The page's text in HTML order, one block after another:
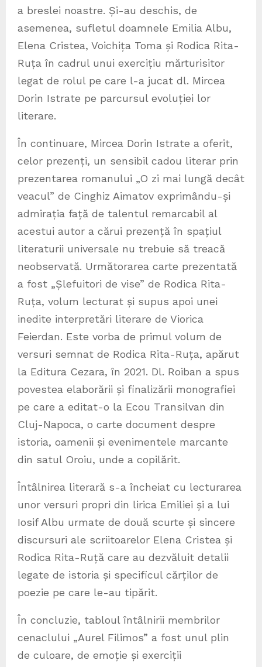
a breslei noastre. Și-au deschis, de
asemenea, sufletul doamnele Emilia Albu,
Elena Cristea, Voichița Toma și Rodica Rita-
Ruța în cadrul unui exercițiu mărturisitor
legat de rolul pe care l-a jucat dl. Mircea
Dorin Istrate pe parcursul evoluției lor
literare.
În continuare, Mircea Dorin Istrate a oferit,
celor prezenți, un sensibil cadou literar prin
prezentarea romanului „O zi mai lungă decât
veacul” de Cinghiz Aimatov exprimându-și
admirația față de talentul remarcabil al
acestui autor a cărui prezență în spațiul
literaturii universale nu trebuie să treacă
neobservată. Următorarea carte prezentată
a fost „Șlefuitori de vise” de Rodica Rita-
Ruța, volum lecturat și supus apoi unei
inedite interpretări literare de Viorica
Feierdan. Este vorba de primul volum de
versuri semnat de Rodica Rita-Ruța, apărut
la Editura Cezara, în 2021. Dl. Roiban a spus
povestea elaborării și finalizării monografiei
pe care a editat-o la Ecou Transilvan din
Cluj-Napoca, o carte document despre
istoria, oamenii și evenimentele marcante
din satul Oroiu, unde a copilărit.
Întâlnirea literară s-a încheiat cu lecturarea
unor versuri propri din lirica Emiliei și a lui
Iosif Albu urmate de două scurte și sincere
discursuri ale scriitoarelor Elena Cristea și
Rodica Rita-Ruță care au dezvăluit detalii
legate de istoria și specificul cărților de
poezie pe care le-au tipărit.
În concluzie, tabloul întâlnirii membrilor
cenaclului „Aurel Filimos” a fost unul plin
de culoare, de emoție și exerciții